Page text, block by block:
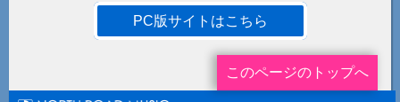
PC版サイトはこちら
このページのトップへ